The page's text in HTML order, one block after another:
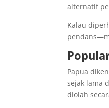
alternatif
Kalau
Papua
sejak lama
diolah